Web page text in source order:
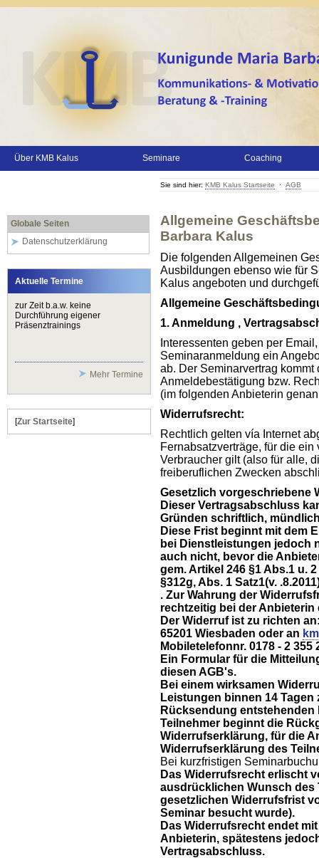
Über KMB Kalus Seminare Coaching
Globale Seiten
Datenschutzerklärung
Aktuelle Termine
zur Zeit b.a.w. keine
Durchführung eigener
Präsenztrainings
Mehr Termine
[Zur Startseite]
Sie sind hier: KMB Kalus Startseite · AGB
Allgemeine
Barbara Kalus
Die folgenden Allgemeinen
Ausbildungen ebenso wie für
Kalus angeboten und
Allgemeine
1. Anmeldung ,
Interessenten geben per
Seminaranmeldung ein
ab. Der Seminarvertrag
Anmeldebestätigung bzw.
(im folgenden Anbieterin
Widerrufsrecht:
Rechtlich gelten vía Internet
Fernabsatzverträge, für die
Verbraucher gilt (also für alle,
freiberuflichen Zwecken
Gesetzlich vorgeschriebene
Dieser Vertragsabschluss
Gründen schriftlich,
Diese Frist beginnt mit dem
bei Dienstleistungen jedoch
auch nicht, bevor die
gem. Artikel 246 §1 Abs.1 u.
§312g, Abs. 1 Satz1(v.
. Zur Wahrung der
rechtzeitig bei der Anbieterin
Der Widerruf ist zu richten
65201 Wiesbaden oder an
Mobiletelefonnr. 0178 - 2 355
Ein Formular für die
diesen AGB's.
Bei einem wirksamen
Leistungen binnen 14
Rücksendung
Teilnehmer beginnt die
Widerrufserklärung, für die
Widerrufserklärung des
Bei kurzfristigen
Das Widerrufsrecht erlischt
ausdrücklichen Wunsch des
gesetzlichen Widerrufsfrist
Seminar besucht wurde).
Das Widerrufsrecht endet
Anbieterin, spätestens
Vertragsabschluss.